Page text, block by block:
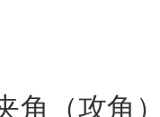
角（攻角